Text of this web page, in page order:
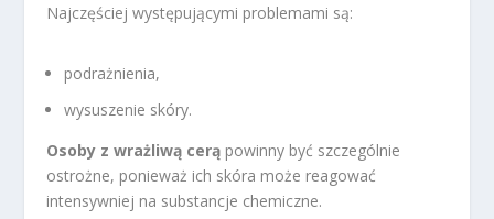
Najczęściej występującymi problemami są:
podrażnienia,
wysuszenie skóry.
Osoby z wrażliwą cerą powinny być szczególnie
ostrożne, ponieważ ich skóra może reagować
intensywniej na substancje chemiczne.